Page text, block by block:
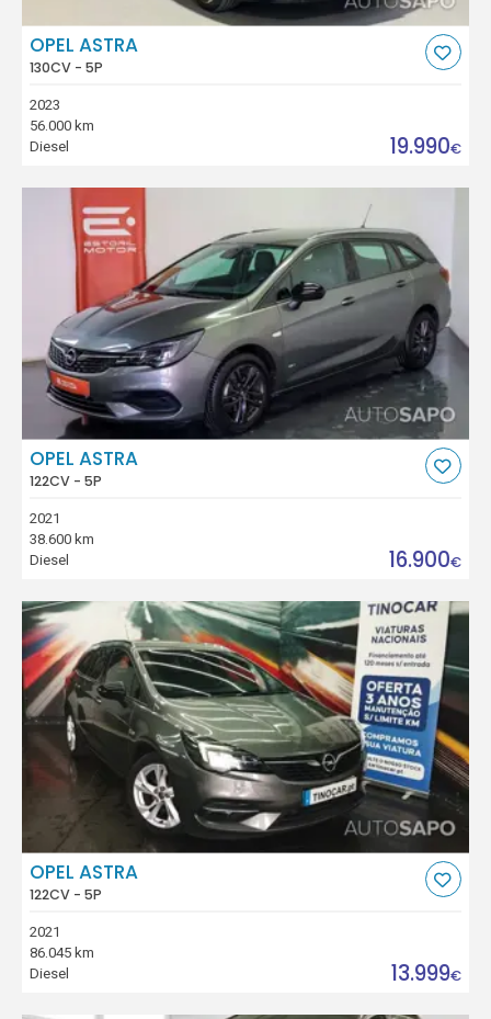
OPEL ASTRA
130CV - 5P
2023
56.000 km
Diesel
19.990€
OPEL ASTRA
122CV - 5P
2021
38.600 km
Diesel
16.900€
OPEL ASTRA
122CV - 5P
2021
86.045 km
Diesel
13.999€